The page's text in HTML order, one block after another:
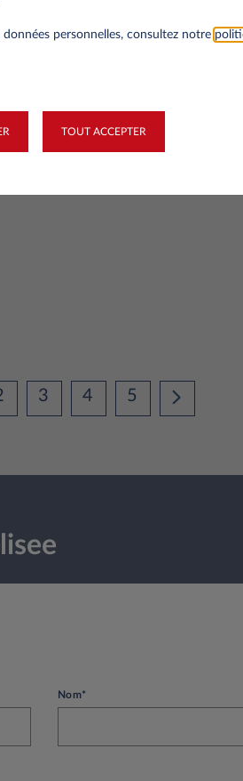
en location longue durée
3 4 5
Nom*
personnelles, consultez notre
TOUT ACCEPTER